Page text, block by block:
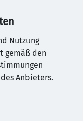
Nutzung
gemäß den
Anbieters.